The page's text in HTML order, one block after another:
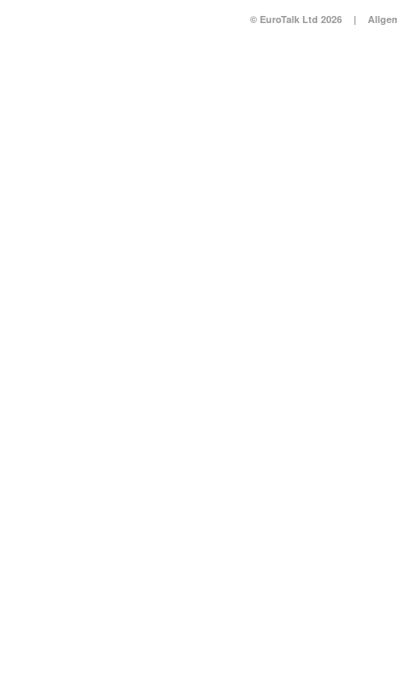
© EuroTalk Ltd 2026 |